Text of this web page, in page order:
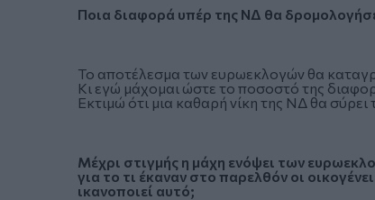
Ποια διαφορά υπέρ της ΝΔ θα
Το αποτέλεσμα των ευρωεκλογών θα
Κι εγώ μάχομαι ώστε το ποσοστό της
Εκτιμώ ότι μια καθαρή νίκη της ΝΔ θα σύρει
Μέχρι στιγμής η μάχη ενόψει των
για το τι έκαναν στο παρελθόν οι
ικανοποιεί αυτό;